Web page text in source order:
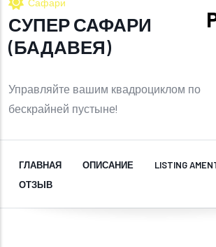
Сафари
СУПЕР САФАРИ
(БАДАВЕЯ)
Управляйте вашим квадроциклом по
бескрайней пустыне!
ГЛАВНАЯ ОПИСАНИЕ LISTING
ОТЗЫВ